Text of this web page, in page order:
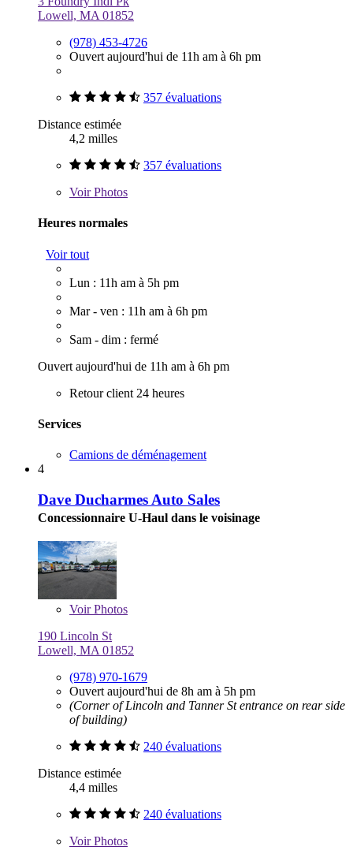
Lowell, MA 01852
(978) 453-4726
Ouvert aujourd'hui de 11h am à 6h pm
357 évaluations
Distance estimée
4,2 milles
357 évaluations
VoirPhotos
Heures normales
Voir tout
Lun : 11h am à 5h pm
Mar - ven : 11h am à 6h pm
Sam - dim : fermé
Ouvert aujourd'hui de 11h am à 6h pm
Retour client 24 heures
Services
Camions de déménagement
4
Dave Ducharmes Auto Sales
Concessionnaire U-Haul dans le voisinage
VoirPhotos
190 Lincoln St
Lowell, MA 01852
(978) 970-1679
Ouvert aujourd'hui de 8h am à 5h pm
(Corner of Lincoln and Tanner St entrance on rear side
of building)
240 évaluations
Distance estimée
4,4 milles
240 évaluations
VoirPhotos